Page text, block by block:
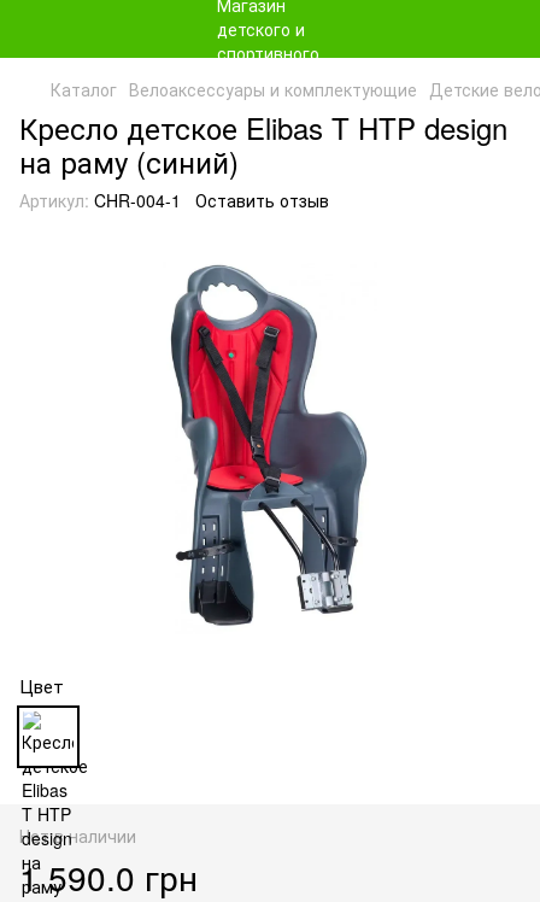
Каталог Велоаксессуары и комплектующие Детские
Кресло детское Elibas T HTP design
на раму (синий)
Артикул: CHR-004-1 Оставить отзыв
Цвет
Нет в наличии
1 590.0 грн